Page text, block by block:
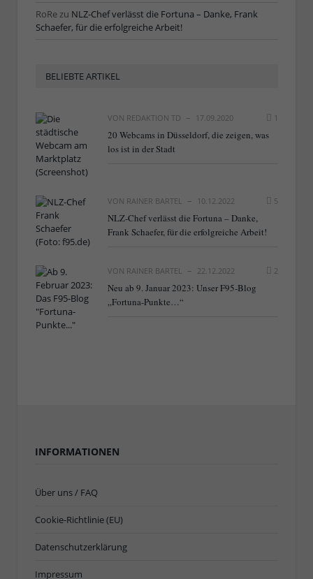
RoRezu NLZ-Chef verlässt die Fortuna – Danke, Frank
Schaefer, für die erfolgreiche Arbeit!
BELIEBTE ARTIKEL
VON REDAKTION TD 17.09.2020 1
20 Webcams in Düsseldorf, die zeigen, was
los ist in der Stadt
VON RAINER BARTEL 10.12.2022 5
NLZ-Chef verlässt die Fortuna – Danke,
Frank Schaefer, für die erfolgreiche Arbeit!
VON RAINER BARTEL 22.12.2022 2
Neu ab 9. Januar 2023: Unser F95-Blog
„Fortuna-Punkte…“
INFORMATIONEN
Über uns / FAQ
Cookie-Richtlinie (EU)
Datenschutzerklärung
Impressum